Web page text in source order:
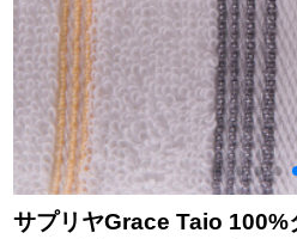
サプリヤGrace Taio 100%